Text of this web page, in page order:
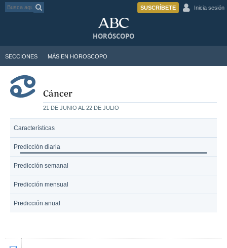
SUSCRÍBETE Inicia sesión
SECCIONES MÁS EN HOROSCOPO
HORÓSCOPO
Cáncer
21 DE JUNIO AL 22 DE JULIO
Características
Predicción diaria
Predicción semanal
Predicción mensual
Predicción anual